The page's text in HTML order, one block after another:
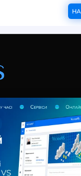
Київ, вул.